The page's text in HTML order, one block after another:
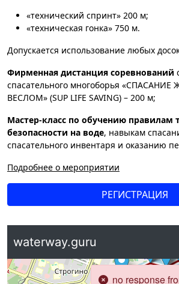
«технический спринт» 200 м;
«техническая гонка» 750 м.
Допускается использование любых
Фирменная дистанция соревнований
спасательного многоборья
ВЕСЛОМ» (SUP LIFE SAVING) – 200 м;
Мастер-класс по обучению правилам
безопасности на воде, навыкам
спасательного инвентаря и оказанию
Подробнее о мероприятии
РЕГИСТРАЦИЯ